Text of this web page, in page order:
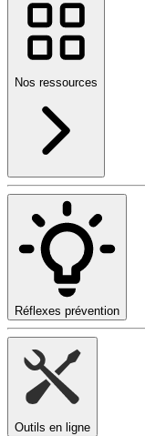
Nos ressources
Réflexes prévention
Outils en ligne